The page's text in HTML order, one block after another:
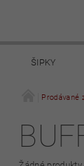
ŠIPKY
HRY
OBCHODNÍ
Prodávané